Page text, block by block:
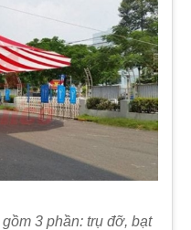
3 phần: trụ đỡ, bạt